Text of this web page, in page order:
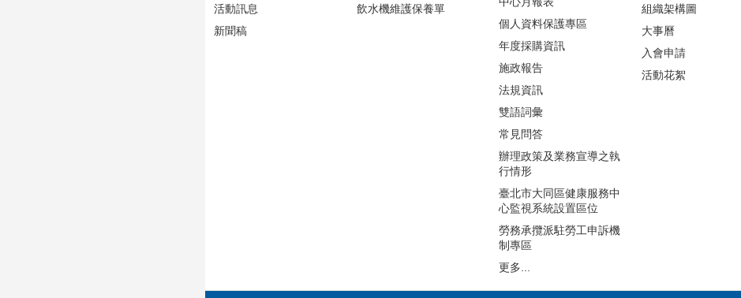
活動訊息
新聞稿
飲水機維護保養單
個人資料保護專區
年度採購資訊
施政報告
法規資訊
雙語詞彙
常見問答
辦理政策及業務宣導之執
行情形
臺北市大同區健康服務中
心監視系統設置區位
勞務承攬派駐勞工申訴機
制專區
更多...
組織架構圖
大事曆
入會申請
活動花絮